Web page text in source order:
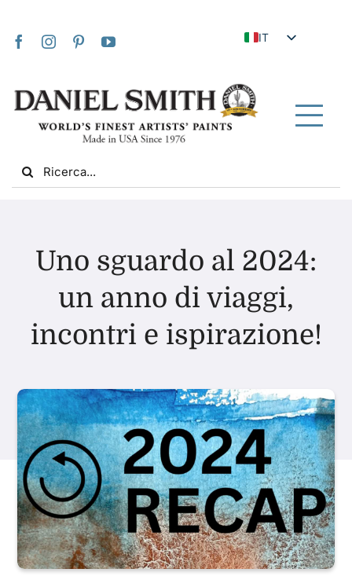
IT
FR
ZH
ZH_TW
Chi siamo
Comunità
Libri
Eventi
Blog
Risorse
Search
for:
Uno sguardo al 2024:
un anno di viaggi,
incontri e ispirazione!